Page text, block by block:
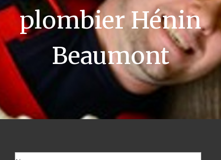
plombier Hénin
Beaumont